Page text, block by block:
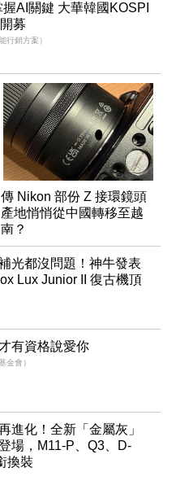
AI關鍵 大華韓國KOSPI
募
行銷方案）
傳 Nikon 部份 Z 接環鏡頭
產地悄悄從中國轉移至越
南？
光都沒問題！神牛發表
Lux Junior II 復古機頂
有資格說愛你
金會）
進化！全新「金屬灰」
場，M11-P、Q3、D-
換裝